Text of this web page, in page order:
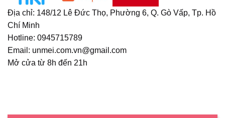
Địa chỉ: 148/12 Lê Đức Thọ, Phường 6, Q. Gò Vấp, Tp. Hồ
Chí Minh
Hotline: 0945715789
Email: unmei.com.vn@gmail.com
Mở cửa từ 8h đến 21h